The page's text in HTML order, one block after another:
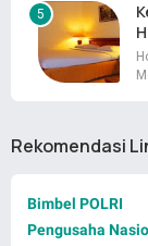
Rekomendasi
Bimbel POLRI
Pengusaha